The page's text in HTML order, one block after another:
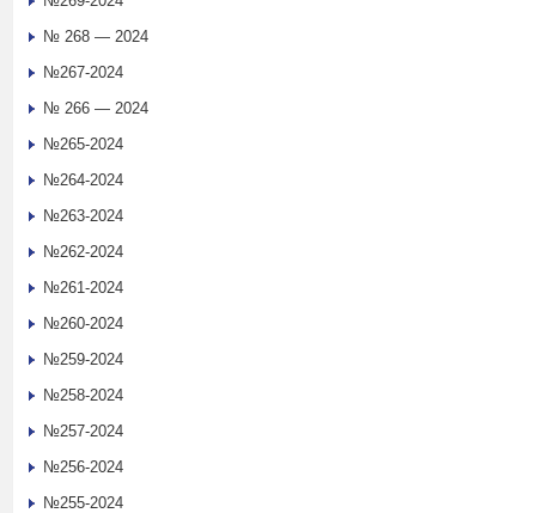
№ 268 — 2024
№267-2024
№ 266 — 2024
№265-2024
№264-2024
№263-2024
№262-2024
№261-2024
№260-2024
№259-2024
№258-2024
№257-2024
№256-2024
№255-2024